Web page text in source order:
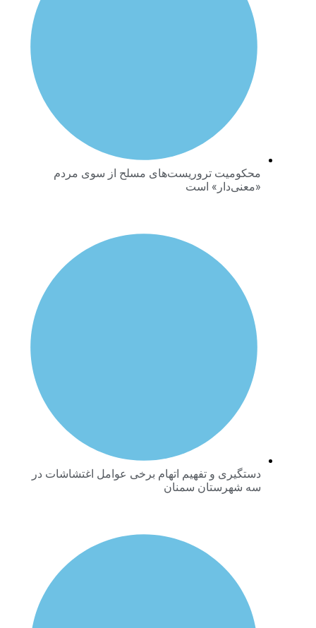
محکومیت تروریست‌های مسلح از سوی مردم
«معنی‌دار» است
دستگیری و تفهیم اتهام برخی عوامل اغتشاشات در
سه شهرستان سمنان